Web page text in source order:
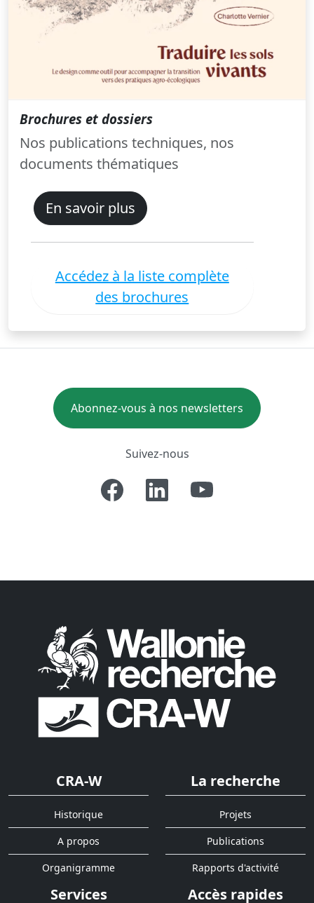
Brochures et dossiers
Nos publications techniques, nos
documents thématiques
En savoir plus
Accédez à la liste complète
des brochures
Abonnez-vous à nos newsletters
Suivez-nous
CRA-W
Historique
A propos
Organigramme
La recherche
Projets
Publications
Rapports d'activité
Services Accès rapides